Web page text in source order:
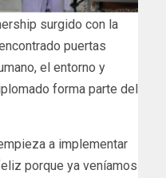
surgido con la
puertas
el entorno y
forma parte del
a implementar
porque ya veníamos